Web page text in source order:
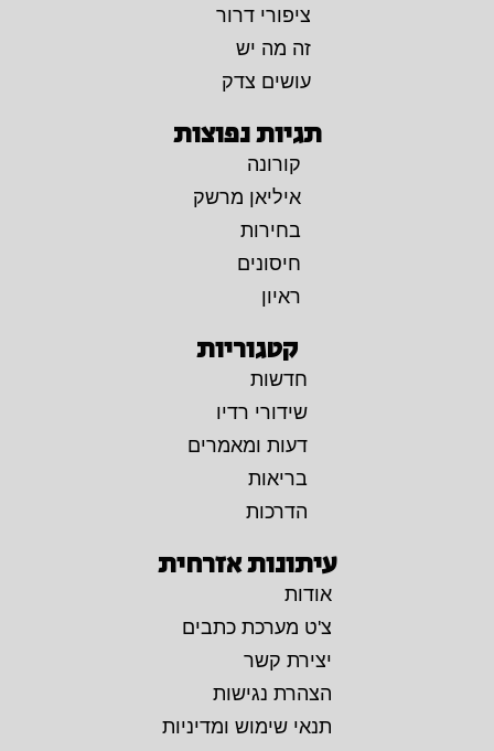
ציפורי דרור
זה מה יש
עושים צדק
תגיות נפוצות
קורונה
איליאן מרשק
בחירות
חיסונים
ראיון
קטגוריות
חדשות
שידורי רדיו
דעות ומאמרים
בריאות
הדרכות
עיתונות אזרחית
אודות
צ'ט מערכת כתבים
יצירת קשר
הצהרת נגישות
תנאי שימוש ומדיניות